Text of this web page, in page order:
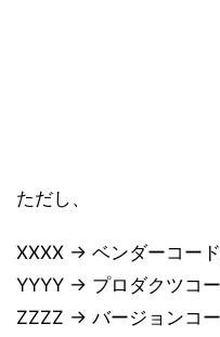
ただし、
XXXX → ベンダーコー
YYYY → プロダクツコ
ZZZZ → バージョンコ